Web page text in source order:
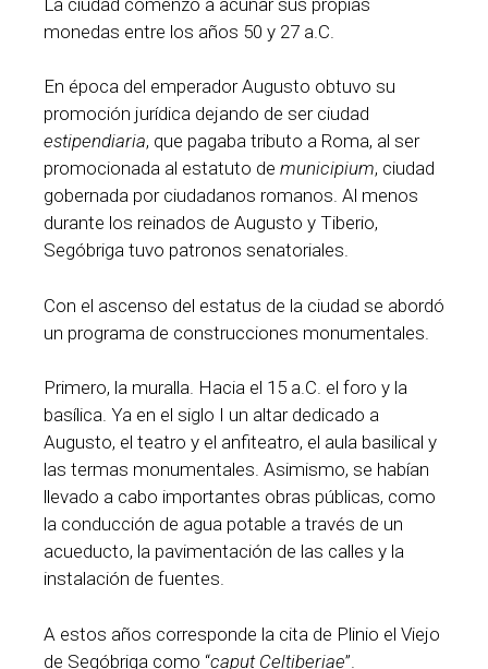
monedas entre los años 50 y 27 a.C.
En época del emperador Augusto obtuvo su
promoción jurídica dejando de ser ciudad
estipendiaria, que pagaba tributo a Roma, al ser
promocionada al estatuto de municipium, ciudad
gobernada por ciudadanos romanos. Al menos
durante los reinados de Augusto y Tiberio,
Segóbriga tuvo patronos senatoriales.
Con el ascenso del estatus de la ciudad se abordó
un programa de construcciones monumentales.
Primero, la muralla. Hacia el 15 a.C. el foro y la
basílica. Ya en el siglo I un altar dedicado a
Augusto, el teatro y el anfiteatro, el aula basilical y
las termas monumentales. Asimismo, se habían
llevado a cabo importantes obras públicas, como
la conducción de agua potable a través de un
acueducto, la pavimentación de las calles y la
instalación de fuentes.
A estos años corresponde la cita de Plinio el Viejo
de Segóbriga como “caput Celtiberiae”.